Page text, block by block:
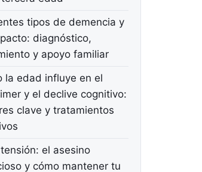
tipos de demencia y
diagnóstico,
y apoyo familiar
la edad influye en el
y el declive cognitivo:
clave y tratamientos
el asesino
y cómo mantener tu